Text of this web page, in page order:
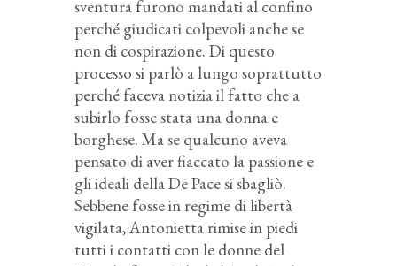
sventura furono mandati al confino
perché giudicati colpevoli anche se
non di cospirazione. Di questo
processo si parlò a lungo soprattutto
perché faceva notizia il fatto che a
subirlo fosse stata una donna e
borghese. Ma se qualcuno aveva
pensato di aver fiaccato la passione e
gli ideali della De Pace si sbagliò.
Sebbene fosse in regime di libertà
vigilata, Antonietta rimise in piedi
tutti i contatti con le donne del